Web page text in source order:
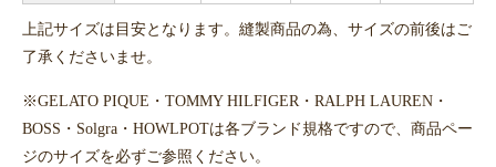
上記サイズは目安となります。縫製商品の為、サイズの前後はご
了承くださいませ。
※GELATO PIQUE・TOMMY HILFIGER・RALPH LAUREN・
BOSS・Solgra・HOWLPOTは各ブランド規格ですので、商品ペー
ジのサイズを必ずご参照ください。